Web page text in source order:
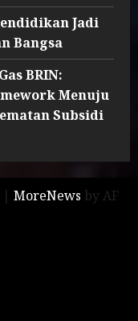
Jadi
Bangsa
BRIN:
Menuju
Subsidi
| MoreNews by AF